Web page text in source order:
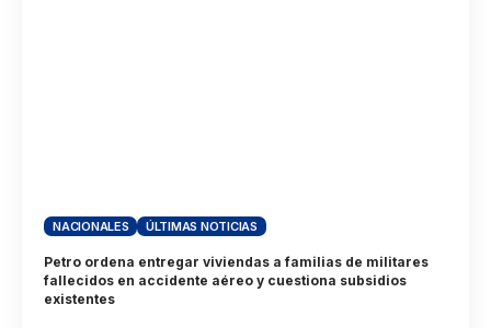
NACIONALES ÚLTIMAS NOTICIAS
Petro ordena entregar viviendas a familias de militares
fallecidos en accidente aéreo y cuestiona subsidios
existentes